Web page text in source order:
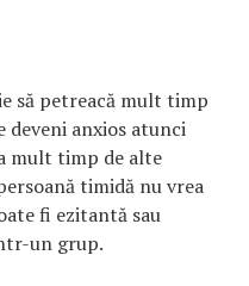
să petreacă mult timp
deveni anxios atunci
mult timp de alte
timidă nu vrea
fi ezitantă sau
un grup.